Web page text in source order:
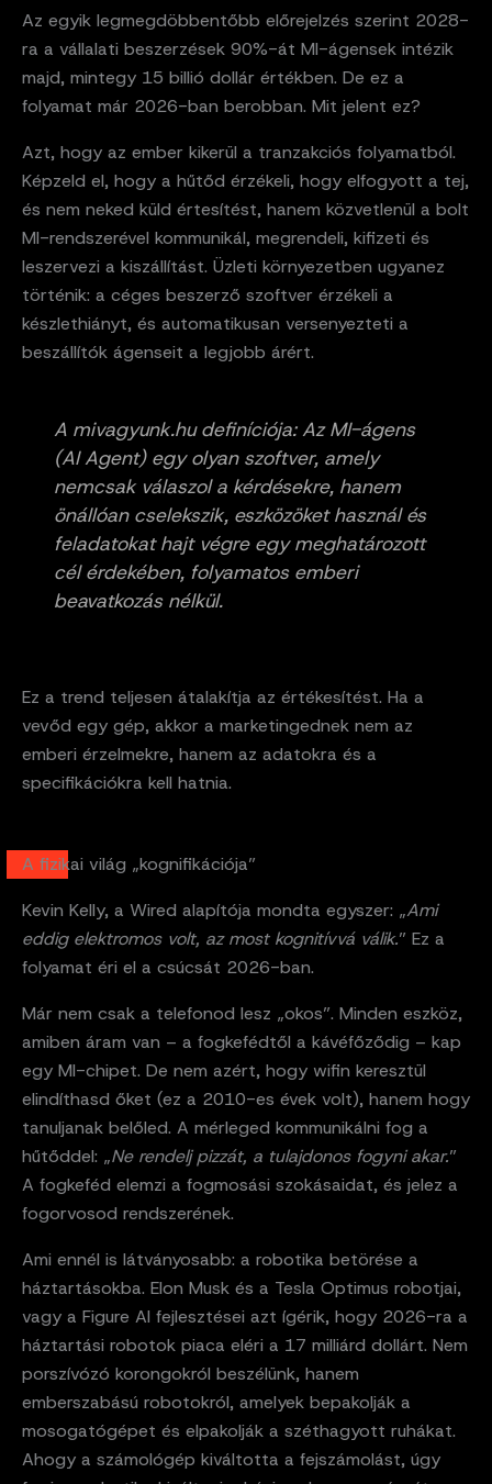
Az egyik legmegdöbbentőbb előrejelzés szerint 2028-
ra a vállalati beszerzések 90%-át MI-ágensek intézik
majd, mintegy 15 billió dollár értékben. De ez a
folyamat már 2026-ban berobban. Mit jelent ez?
Azt, hogy az ember kikerül a tranzakciós folyamatból.
Képzeld el, hogy a hűtőd érzékeli, hogy elfogyott a tej,
és nem neked küld értesítést, hanem közvetlenül a bolt
MI-rendszerével kommunikál, megrendeli, kifizeti és
leszervezi a kiszállítást. Üzleti környezetben ugyanez
történik: a céges beszerző szoftver érzékeli a
készlethiányt, és automatikusan versenyezteti a
beszállítók ágenseit a legjobb árért.
A mivagyunk.hu definíciója: Az MI-ágens
(AI Agent) egy olyan szoftver, amely
nemcsak válaszol a kérdésekre, hanem
önállóan cselekszik, eszközöket használ és
feladatokat hajt végre egy meghatározott
cél érdekében, folyamatos emberi
beavatkozás nélkül.
Ez a trend teljesen átalakítja az értékesítést. Ha a
vevőd egy gép, akkor a marketingednek nem az
emberi érzelmekre, hanem az adatokra és a
specifikációkra kell hatnia.
A fizikai világ „kognifikációja”
Kevin Kelly, a Wired alapítója mondta egyszer: „Ami
eddig elektromos volt, az most kognitívvá válik.” Ez a
folyamat éri el a csúcsát 2026-ban.
Már nem csak a telefonod lesz „okos”. Minden eszköz,
amiben áram van – a fogkefédtől a kávéfőződig – kap
egy MI-chipet. De nem azért, hogy wifin keresztül
elindíthasd őket (ez a 2010-es évek volt), hanem hogy
tanuljanak belőled. A mérleged kommunikálni fog a
hűtőddel: „Ne rendelj pizzát, a tulajdonos fogyni akar.”
A fogkeféd elemzi a fogmosási szokásaidat, és jelez a
fogorvosod rendszerének.
Ami ennél is látványosabb: a robotika betörése a
háztartásokba. Elon Musk és a Tesla Optimus robotjai,
vagy a Figure AI fejlesztései azt ígérik, hogy 2026-ra a
háztartási robotok piaca eléri a 17 milliárd dollárt. Nem
porszívózó korongokról beszélünk, hanem
emberszabású robotokról, amelyek bepakolják a
mosogatógépet és elpakolják a széthagyott ruhákat.
Ahogy a számológép kiváltotta a fejszámolást, úgy